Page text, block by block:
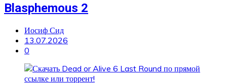
Blasphemous 2
Иосиф Сид
13.07.2026
0